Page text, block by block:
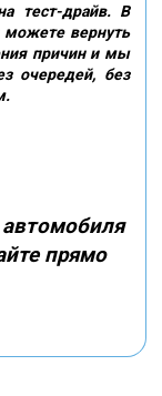
тест-драйв. В
вернуть
причин и мы
очередей, без
автомобиля
прямо